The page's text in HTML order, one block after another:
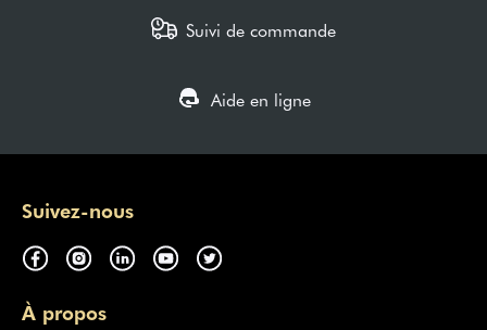
Suivi de commande
Aide en ligne
Suivez-nous
À propos